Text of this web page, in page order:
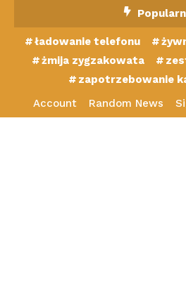
Contentładowanie telefonu
żmija zygzakowata
zapotrzebowanie
Account
Random News